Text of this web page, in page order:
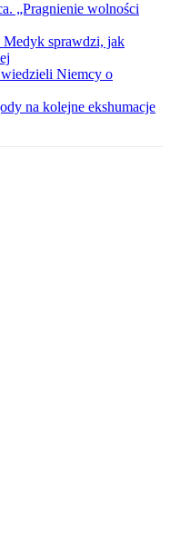
„Pragnienie wolności
Medyk sprawdzi, jak
Niemcy o
na kolejne ekshumacje